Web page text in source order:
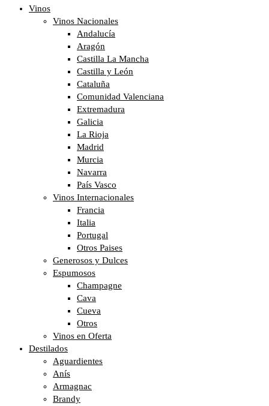
Vinos
Vinos Nacionales
Andalucía
Aragón
Castilla La Mancha
Castilla y León
Cataluña
Comunidad Valenciana
Extremadura
Galicia
La Rioja
Madrid
Murcia
Navarra
País Vasco
Vinos Internacionales
Francia
Italia
Portugal
Otros Paises
Generosos y Dulces
Espumosos
Champagne
Cava
Cueva
Otros
Vinos en Oferta
Destilados
Aguardientes
Anís
Armagnac
Brandy